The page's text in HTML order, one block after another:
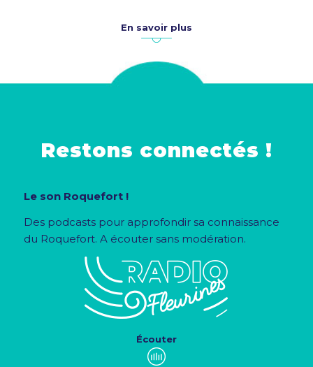
En savoir plus
Restons connectés !
Le son Roquefort !
Des podcasts pour approfondir sa connaissance
du Roquefort. A écouter sans modération.
Écouter